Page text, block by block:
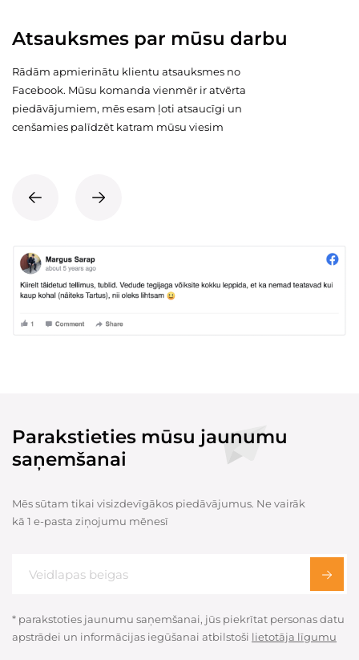
Atsauksmes par mūsu darbu
Rādām apmierinātu klientu atsauksmes no
Facebook. Mūsu komanda vienmēr ir atvērta
piedāvājumiem, mēs esam ļoti atsaucīgi un
cenšamies palīdzēt katram mūsu viesim
Parakstieties mūsu jaunumu
saņemšanai
Mēs sūtam tikai visizdevīgākos piedāvājumus. Ne vairāk
kā 1 e-pasta ziņojumu mēnesī
* parakstoties jaunumu saņemšanai, jūs piekrītat personas datu
apstrādei un informācijas iegūšanai atbilstoši lietotāja līgumu